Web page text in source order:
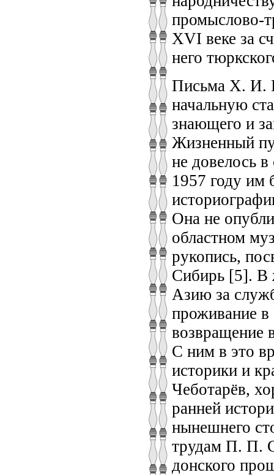
промыслово-
XVI веке за
него
Письма Х. И.
начальную
знающего и
Жизненный
не довелось
1957 году им
Она не
областном
рукопись,
Сибирь [5]. В
Азию за
проживание в
возвращение
С ним в это
историки и
Чеботарёв,
ранней
нынешнего
трудам П. П.
донского